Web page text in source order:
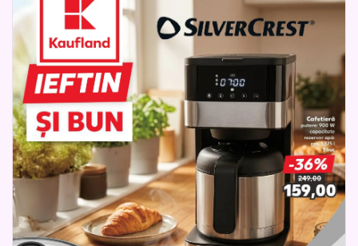
cumpărături inteligente, cu produse utile și moderne pentru